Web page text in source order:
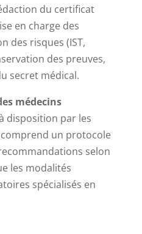
du certificat
en charge des
des risques (IST,
des preuves,
secret médical.
médecins
disposition par les
un protocole
selon
les modalités
spécialisés en